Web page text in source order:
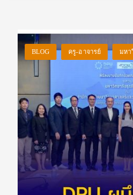
BLOG ครู-อาจารย์ มหา